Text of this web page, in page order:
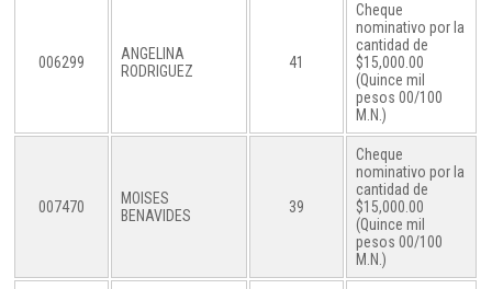
006299
ANGELINA
RODRIGUEZ
41
Cheque
nominativo por la
cantidad de
$15,000.00
(Quince mil
pesos 00/100
M.N.)
007470
MOISES
BENAVIDES
39
Cheque
nominativo por la
cantidad de
$15,000.00
(Quince mil
pesos 00/100
M.N.)